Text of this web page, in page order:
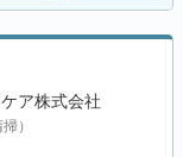
ア株式会社
）